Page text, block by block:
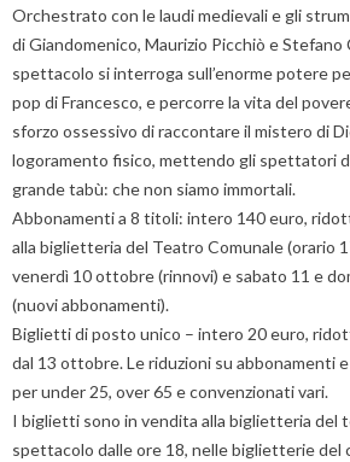
Orchestrato con le laudi medievali e gli
di Giandomenico, Maurizio Picchiò e Stefano
spettacolo si interroga sull’enorme potere
pop di Francesco, e percorre la vita del
sforzo ossessivo di raccontare il mistero di
logoramento fisico, mettendo gli spettatori
grande tabù: che non siamo immortali.
Abbonamenti a 8 titoli: intero 140 euro,
alla biglietteria del Teatro Comunale (orario
venerdì 10 ottobre (rinnovi) e sabato 11 e
(nuovi abbonamenti).
Biglietti di posto unico – intero 20 euro,
dal 13 ottobre. Le riduzioni su abbonamenti
per under 25, over 65 e convenzionati vari.
I biglietti sono in vendita alla biglietteria del
spettacolo dalle ore 18, nelle biglietterie del